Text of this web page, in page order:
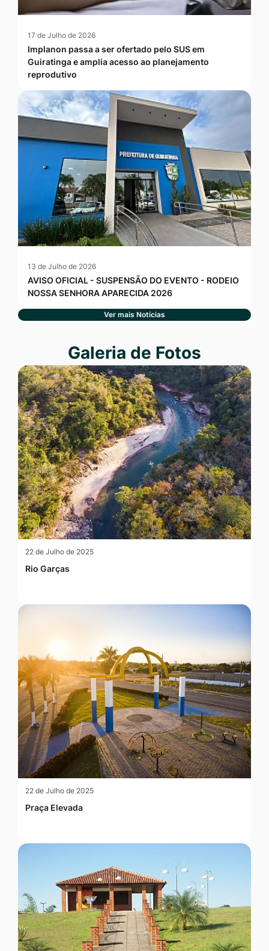
17 de Julho de 2026
Implanon passa a ser ofertado pelo SUS em
Guiratinga e amplia acesso ao planejamento
reprodutivo
13 de Julho de 2026
AVISO OFICIAL - SUSPENSÃO DO EVENTO - RODEIO
NOSSA SENHORA APARECIDA 2026
Ver mais Notícias
Seção Galeria de Fotos
Galeria de Fotos
22 de Julho de 2025
Rio Garças
22 de Julho de 2025
Praça Elevada